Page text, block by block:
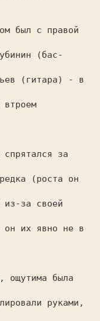
был с правой
(бас-
(гитара) - в
за
(роста он
за своей
он их явно не в
ощутима была
руками,